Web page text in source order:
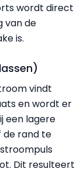
wordt direct
van de
is.
vindt
en wordt er
een lagere
de rand te
Dit resulteert